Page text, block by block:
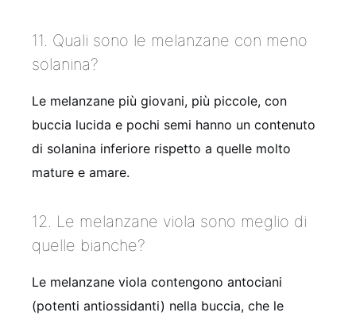
11. Quali sono le melanzane con meno
solanina?
Le melanzane più giovani, più piccole, con
buccia lucida e pochi semi hanno un contenuto
di solanina inferiore rispetto a quelle molto
mature e amare.
12. Le melanzane viola sono meglio di
quelle bianche?
Le melanzane viola contengono antociani
(potenti antiossidanti) nella buccia, che le